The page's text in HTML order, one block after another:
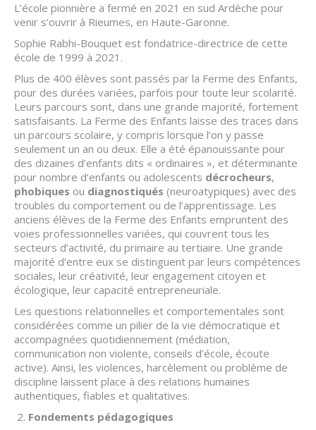
L’école pionnière a fermé en 2021 en sud Ardèche pour
venir s’ouvrir à Rieumes, en Haute-Garonne.
Sophie Rabhi-Bouquet est fondatrice-directrice de cette
école de 1999 à 2021.
Plus de 400 élèves sont passés par la Ferme des Enfants,
pour des durées variées, parfois pour toute leur scolarité.
Leurs parcours sont, dans une grande majorité, fortement
satisfaisants. La Ferme des Enfants laisse des traces dans
un parcours scolaire, y compris lorsque l’on y passe
seulement un an ou deux. Elle a été épanouissante pour
des dizaines d’enfants dits « ordinaires », et déterminante
pour nombre d’enfants ou adolescents décrocheurs,
phobiques ou diagnostiqués (neuroatypiques) avec des
troubles du comportement ou de l’apprentissage. Les
anciens élèves de la Ferme des Enfants empruntent des
voies professionnelles variées, qui couvrent tous les
secteurs d’activité, du primaire au tertiaire. Une grande
majorité d’entre eux se distinguent par leurs compétences
sociales, leur créativité, leur engagement citoyen et
écologique, leur capacité entrepreneuriale.
Les questions relationnelles et comportementales sont
considérées comme un pilier de la vie démocratique et
accompagnées quotidiennement (médiation,
communication non violente, conseils d’école, écoute
active). Ainsi, les violences, harcèlement ou problème de
discipline laissent place à des relations humaines
authentiques, fiables et qualitatives.
Fondements pédagogiques